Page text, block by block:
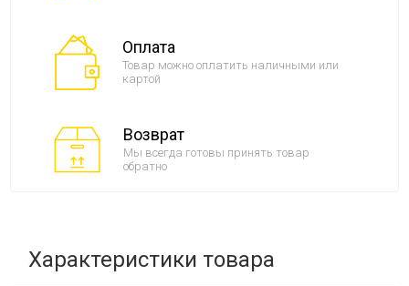
Оплата
Товар можно оплатить наличными или
картой
Возврат
Мы всегда готовы принять товар
обратно
Характеристики товара